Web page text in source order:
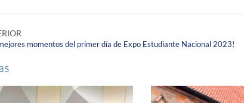
momentos del primer día de Expo Estudiante Nacional 2023!